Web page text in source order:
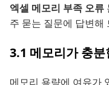
엑셀 메모리 부족 오류
주 묻는 질문에 답변해
3.1 메모리가 충
메모리 용량에 여유가